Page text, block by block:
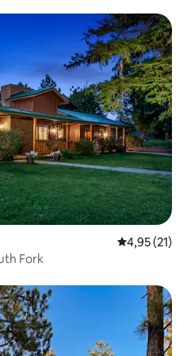
4,95 av 5 i
4,95 (21)
Fork